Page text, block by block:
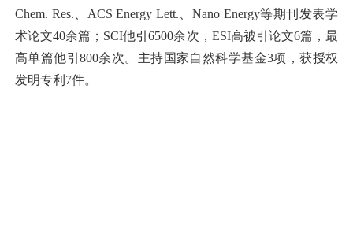
Chem. Res.、ACS Energy Lett.、Nano Energy等期刊发表学
术论文40余篇；SCI他引6500余次，ESI高被引论文6篇，最
高单篇他引800余次。主持国家自然科学基金3项，获授权
发明专利7件。